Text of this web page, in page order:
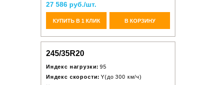
27 586 руб./шт.
КУПИТЬ В 1 КЛИК В КОРЗИНУ
245/35R20
Индекс нагрузки: 95
Индекс скорости: Y(до 300 км/ч)